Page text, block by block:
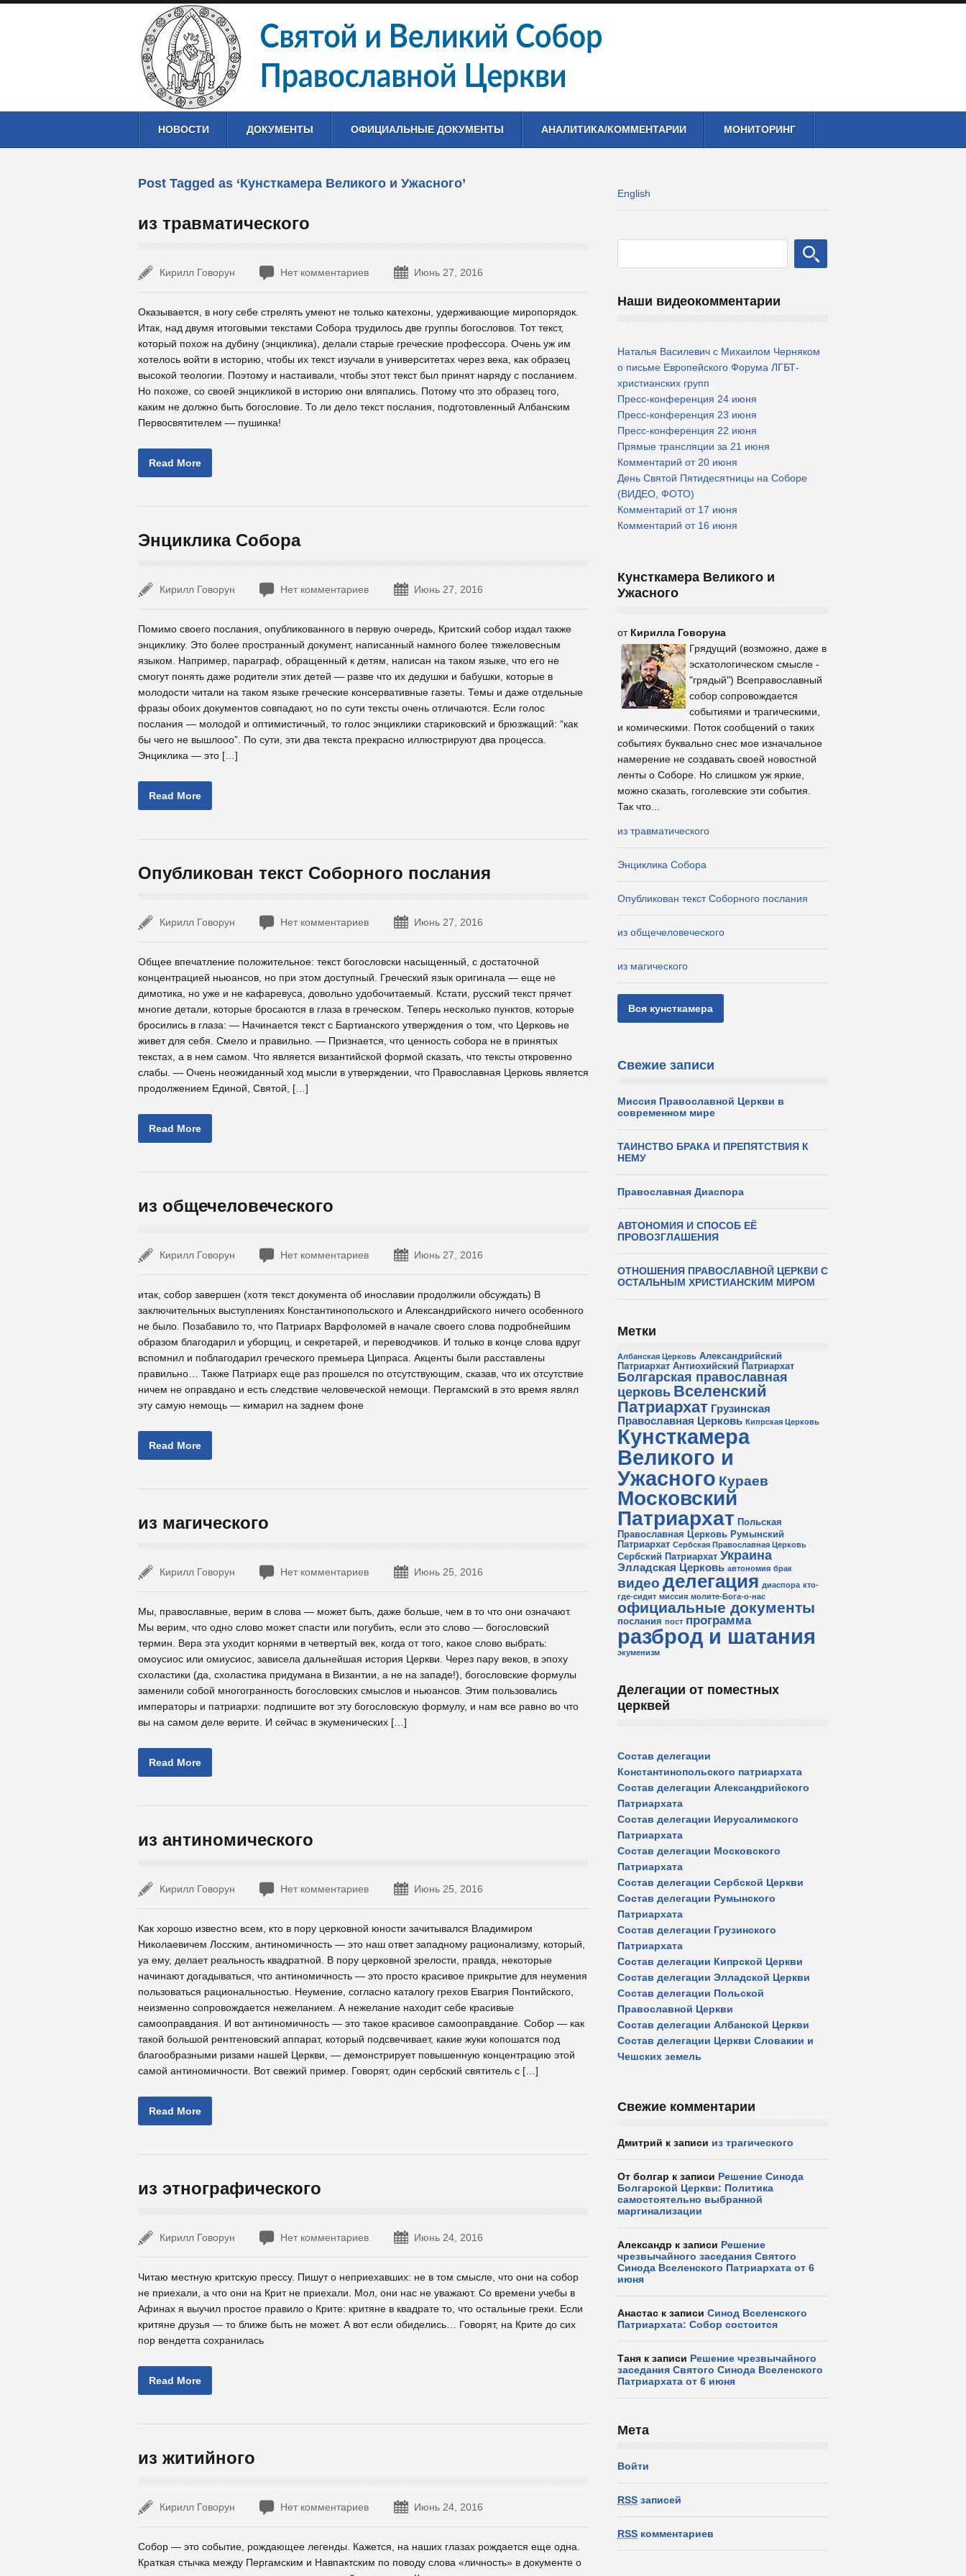
НОВОСТИ ДОКУМЕНТЫ ОФИЦИАЛЬНЫЕ ДОКУМЕНТЫ АНАЛИТИКА/КОММЕНТАРИИ МОНИТОРИНГ
Post Tagged as ‘Кунсткамера Великого и Ужасного’
из травматического
Кирилл Говорун Нет комментариев Июнь 27, 2016
Оказывается, в ногу себе стрелять умеют не только катехоны, удерживающие миропорядок.
Итак, над двумя итоговыми текстами Собора трудилось две группы богословов. Тот текст,
который похож на дубину (энциклика), делали старые греческие профессора. Очень уж им
хотелось войти в историю, чтобы их текст изучали в университетах через века, как образец
высокой теологии. Поэтому и настаивали, чтобы этот текст был принят наряду с посланием.
Но похоже, со своей энцикликой в историю они вляпались. Потому что это образец того,
каким не должно быть богословие. То ли дело текст послания, подготовленный Албанским
Первосвятителем — пушинка!
Read More
Энциклика Собора
Кирилл Говорун Нет комментариев Июнь 27, 2016
Помимо своего послания, опубликованного в первую очередь, Критский собор издал также
энциклику. Это более пространный документ, написанный намного более тяжеловесным
языком. Например, параграф, обращенный к детям, написан на таком языке, что его не
смогут понять даже родители этих детей — разве что их дедушки и бабушки, которые в
молодости читали на таком языке греческие консервативные газеты. Темы и даже отдельные
фразы обоих документов совпадают, но по сути тексты очень отличаются. Если голос
послания — молодой и оптимистичный, то голос энциклики стариковский и брюзжащий: “как
бы чего не вышлооо”. По сути, эти два текста прекрасно иллюстрируют два процесса.
Энциклика — это […]
Read More
Опубликован текст Соборного послания
Кирилл Говорун Нет комментариев Июнь 27, 2016
Общее впечатление положительное: текст богословски насыщенный, с достаточной
концентрацией ньюансов, но при этом доступный. Греческий язык оригинала — еще не
димотика, но уже и не кафаревуса, довольно удобочитаемый. Кстати, русский текст прячет
многие детали, которые бросаются в глаза в греческом. Теперь несколько пунктов, которые
бросились в глаза: — Начинается текст с Бартианского утверждения о том, что Церковь не
живет для себя. Смело и правильно. — Признается, что ценность собора не в принятых
текстах, а в нем самом. Что является византийской формой сказать, что тексты откровенно
слабы. — Очень неожиданный ход мысли в утверждении, что Православная Церковь является
продолжением Единой, Святой, […]
Read More
из общечеловеческого
Кирилл Говорун Нет комментариев Июнь 27, 2016
итак, собор завершен (хотя текст документа об инославии продолжили обсуждать) В
заключительных выступлениях Константинопольского и Александрийского ничего особенного
не было. Позабавило то, что Патриарх Варфоломей в начале своего слова подробнейшим
образом благодарил и уборщиц, и секретарей, и переводчиков. И только в конце слова вдруг
вспомнил и поблагодарил греческого премьера Ципраса. Акценты были расставлены
правильно… Также Патриарх еще раз прошелся по отсутствующим, сказав, что их отсутствие
ничем не оправдано и есть следствие человеческой немощи. Пергамский в это время являл
эту самую немощь — кимарил на заднем фоне
Read More
из магического
Кирилл Говорун Нет комментариев Июнь 25, 2016
Мы, православные, верим в слова — может быть, даже больше, чем в то что они означают.
Мы верим, что одно слово может спасти или погубить, если это слово — богословский
термин. Вера эта уходит корнями в четвертый век, когда от того, какое слово выбрать:
омоусиос или омиусиос, зависела дальнейшая история Церкви. Через пару веков, в эпоху
схоластики (да, схоластика придумана в Византии, а не на западе!), богословские формулы
заменили собой многогранность богословских смыслов и ньюансов. Этим пользовались
императоры и патриархи: подпишите вот эту богословскую формулу, и нам все равно во что
вы на самом деле верите. И сейчас в экуменических […]
Read More
из антиномического
Кирилл Говорун Нет комментариев Июнь 25, 2016
Как хорошо известно всем, кто в пору церковной юности зачитывался Владимиром
Николаевичем Лосским, антиномичность — это наш ответ западному рационализму, который,
уа ему, делает реальность квадратной. В пору церковной зрелости, правда, некоторые
начинают догадываться, что антиномичность — это просто красивое прикрытие для неумения
пользоваться рациональностью. Неумение, согласно каталогу грехов Евагрия Понтийского,
неизменно сопровождается нежеланием. А нежелание находит себе красивые
самооправдания. И вот антиномичность — это такое красивое самооправдание. Собор — как
такой большой рентгеновский аппарат, который подсвечивает, какие жуки копошатся под
благообразными ризами нашей Церкви, — демонстрирует повышенную концентрацию этой
самой антиномичности. Вот свежий пример. Говорят, один сербский святитель с […]
Read More
из этнографического
Кирилл Говорун Нет комментариев Июнь 24, 2016
Читаю местную критскую прессу. Пишут о неприехавших: не в том смысле, что они на собор
не приехали, а что они на Крит не приехали. Мол, они нас не уважают. Со времени учебы в
Афинах я выучил простое правило о Крите: критяне в квадрате то, что остальные греки. Если
критяне друзья — то ближе быть не может. А вот если обиделись… Говорят, на Крите до сих
пор вендетта сохранилась
Read More
из житийного
Кирилл Говорун Нет комментариев Июнь 24, 2016
Собор — это событие, рождающее легенды. Кажется, на наших глазах рождается еще одна.
Краткая стычка между Пергамским и Навпактским по поводу слова «личность» в документе о
English
Наши видеокомментарии
Наталья Василевич с Михаилом Черняком
о письме Европейского Форума ЛГБТ-
христианских групп
Пресс-конференция 24 июня
Пресс-конференция 23 июня
Пресс-конференция 22 июня
Прямые трансляции за 21 июня
Комментарий от 20 июня
День Святой Пятидесятницы на Соборе
(ВИДЕО, ФОТО)
Комментарий от 17 июня
Комментарий от 16 июня
Кунсткамера Великого и
Ужасного
от Кирилла Говоруна
Грядущий (возможно, даже в
эсхатологическом смысле -
"грядый") Всеправославный
собор сопровождается
событиями и трагическими,
и комическими. Поток сообщений о таких
событиях буквально снес мое изначальное
намерение не создавать своей новостной
ленты о Соборе. Но слишком уж яркие,
можно сказать, гоголевские эти события.
Так что...
из травматического
Энциклика Собора
Опубликован текст Соборного послания
из общечеловеческого
из магического
Вся кунсткамера
Свежие записи
Миссия Православной Церкви в
современном мире
ТАИНСТВО БРАКА И ПРЕПЯТСТВИЯ К
НЕМУ
Православная Диаспора
АВТОНОМИЯ И СПОСОБ ЕЁ
ПРОВОЗГЛАШЕНИЯ
ОТНОШЕНИЯ ПРАВОСЛАВНОЙ ЦЕРКВИ С
ОСТАЛЬНЫМ ХРИСТИАНСКИМ МИРОМ
Метки
Албанская Церковь Александрийский
Патриархат Антиохийский Патриархат
Болгарская православная
церковь Вселенский
Патриархат Грузинская
Православная Церковь Кипрская Церковь
Кунсткамера
Великого и
Ужасного Кураев
Московский
Патриархат Польская
Православная Церковь Румынский
Патриархат Сербская Православная Церковь
Сербский Патриархат Украина
Элладская Церковь автономия брак
видео делегация диаспора кто-
где-сидит миссия молите-Бога-о-нас
официальные документы
послания пост программа
разброд и шатания
экуменизм
Делегации от поместных
церквей
Состав делегации
Константинопольского патриархата
Состав делегации Александрийского
Патриархата
Состав делегации Иерусалимского
Патриархата
Состав делегации Московского
Патриархата
Состав делегации Сербской Церкви
Состав делегации Румынского
Патриархата
Состав делегации Грузинского
Патриархата
Состав делегации Кипрской Церкви
Состав делегации Элладской Церкви
Состав делегации Польской
Православной Церкви
Состав делегации Албанской Церкви
Состав делегации Церкви Словакии и
Чешских земель
Свежие комментарии
Дмитрий к записи из трагического
От болгар к записи Решение Синода
Болгарской Церкви: Политика
самостоятельно выбранной
маргинализации
Александр к записи Решение
чрезвычайного заседания Святого
Синода Вселенского Патриархата от 6
июня
Анастас к записи Синод Вселенского
Патриархата: Собор состоится
Таня к записи Решение чрезвычайного
заседания Святого Синода Вселенского
Патриархата от 6 июня
Мета
Войти
RSS записей
RSS комментариев